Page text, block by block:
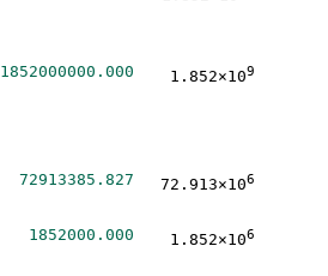
1852000000.000 1.852×109
72913385.827 72.913×106
1852000.000 1.852×106